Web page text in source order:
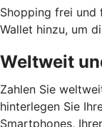
Shopping frei und
Wallet hinzu, um
Weltweit
Zahlen Sie
hinterlegen Sie
Smartphones,